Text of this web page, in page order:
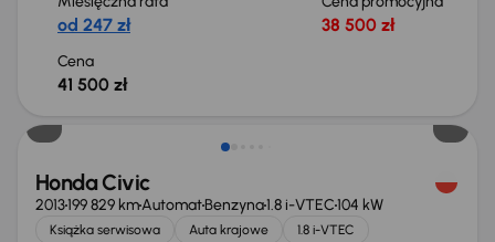
od 247 zł 38 500 zł
Cena
41 500 zł
Taniej o 1 500 zł
Honda Civic
2013199 829 kmAutomatBenzyna1.8 i-VTEC104 kW
Książka serwisowa Auta krajowe
1.8 i-VTEC